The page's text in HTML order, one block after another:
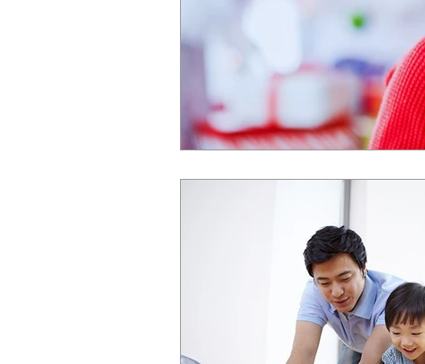
可持續發展教育 品格教育